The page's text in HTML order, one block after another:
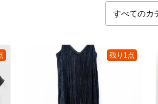
残り1点